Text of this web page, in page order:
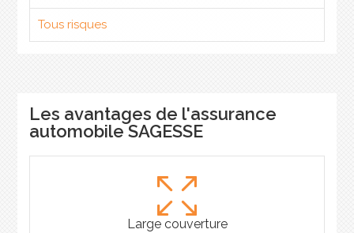
Tous risques
Les avantages de l'assurance
automobile SAGESSE
Large couverture